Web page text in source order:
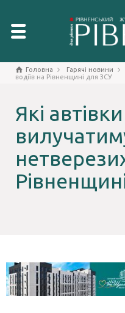
Головна Гарячі новини
водіїв на Рівненщині для ЗСУ
Які автівки